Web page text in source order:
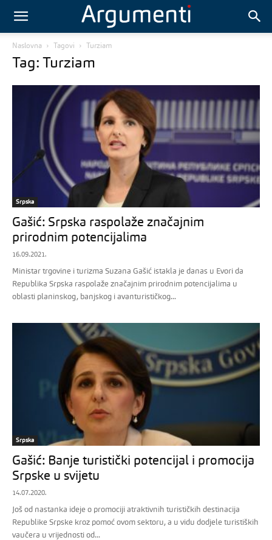
Naslovna Tagovi Turziam
Tag: Turziam
Srpska
Gašić: Srpska raspolaže značajnim
prirodnim potencijalima
16.09.2021.
Ministar trgovine i turizma Suzana Gašić istakla je danas u Evori da
Republika Srpska raspolaže značajnim prirodnim potencijalima u
oblasti planinskog, banjskog i avanturističkog...
Srpska
Gašić: Banje turistički potencijal i promocija
Srpske u svijetu
14.07.2020.
Još od nastanka ideje o promociji atraktivnih turističkih destinacija
Republike Srpske kroz pomoć ovom sektoru, a u vidu dodjele turistiških
vaučera u vrijednosti od...